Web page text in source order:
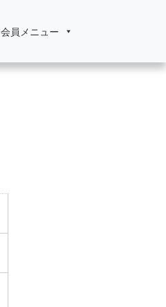
会員メニュー